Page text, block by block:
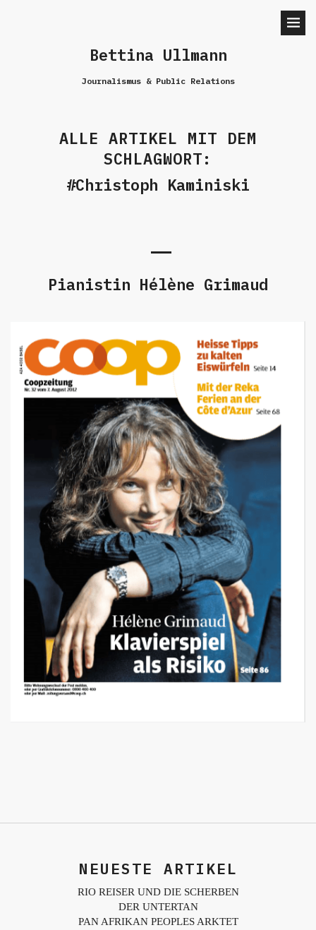
Bettina Ullmann
Journalismus & Public Relations
ALLE ARTIKEL MIT DEM
SCHLAGWORT:
Christoph Kaminiski
Pianistin Hélène Grimaud
NEUESTE ARTIKEL
RIO REISER UND DIE SCHERBEN
DER UNTERTAN
PAN AFRIKAN PEOPLES ARKTET